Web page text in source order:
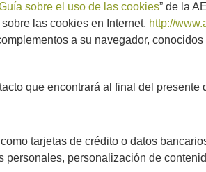
sobre el uso de las cookies” de la
las cookies en Internet, http://
a su navegador, conocidos
que encontrará al final del presente
tarjetas de crédito o datos
personales, personalización de